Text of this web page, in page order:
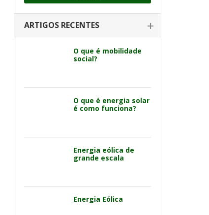
ARTIGOS RECENTES
O que é mobilidade
social?
O que é energia solar
é como funciona?
Energia eólica de
grande escala
Energia Eólica